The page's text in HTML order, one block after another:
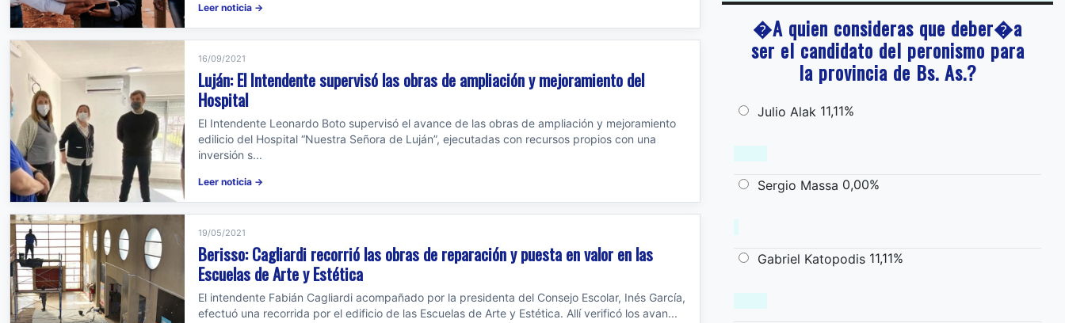
Leer noticia →
16/09/2021
Luján: El Intendente supervisó las obras de ampliación y mejoramiento del
Hospital
El Intendente Leonardo Boto supervisó el avance de las obras de ampliación y mejoramiento
edilicio del Hospital “Nuestra Señora de Luján”, ejecutadas con recursos propios con una
inversión s...
Leer noticia →
19/05/2021
Berisso: Cagliardi recorrió las obras de reparación y puesta en valor en las
Escuelas de Arte y Estética
El intendente Fabián Cagliardi acompañado por la presidenta del Consejo Escolar, Inés García,
efectuó una recorrida por el edificio de las Escuelas de Arte y Estética. Allí verificó los avan...
�A quien consideras que deber�a
ser el candidato del peronismo para
la provincia de Bs. As.?
Julio Alak 11,11%
Sergio Massa 0,00%
Gabriel Katopodis 11,11%